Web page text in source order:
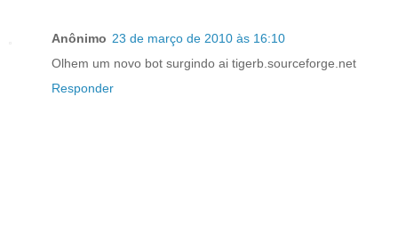
Anônimo 23 de março de 2010 às 16:10
Olhem um novo bot surgindo ai tigerb.sourceforge.net
Responder